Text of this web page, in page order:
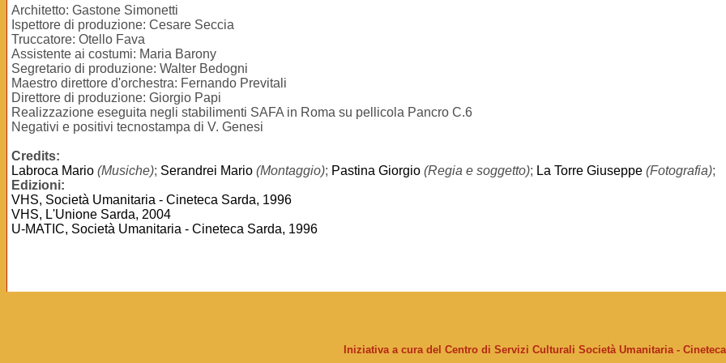
Architetto: Gastone Simonetti
Ispettore di produzione: Cesare Seccia
Truccatore: Otello Fava
Assistente ai costumi: Maria Barony
Segretario di produzione: Walter Bedogni
Maestro direttore d'orchestra: Fernando Previtali
Direttore di produzione: Giorgio Papi
Realizzazione eseguita negli stabilimenti SAFA in Roma su pellicola Pancro C.6
Negativi e positivi tecnostampa di V. Genesi
Credits:
Labroca Mario (Musiche); Serandrei Mario (Montaggio); Pastina Giorgio (Regia e soggetto); La Torre Giuseppe (Fotografia);
Edizioni:
VHS, Società Umanitaria - Cineteca Sarda, 1996
VHS, L'Unione Sarda, 2004
U-MATIC, Società Umanitaria - Cineteca Sarda, 1996
Iniziativa a cura del Centro di Servizi Culturali Società Umanitaria -